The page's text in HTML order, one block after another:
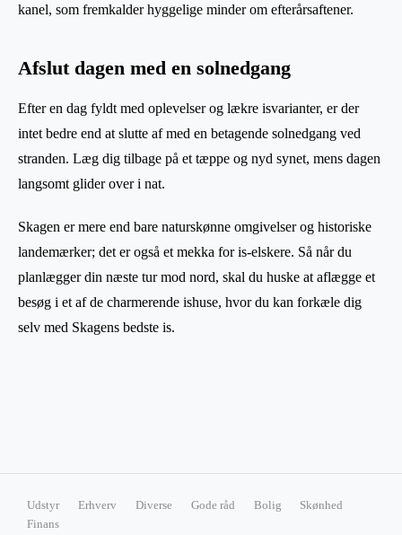
kanel, som fremkalder hyggelige minder om efterårsaftener.
Afslut dagen med en solnedgang
Efter en dag fyldt med oplevelser og lækre isvarianter, er der
intet bedre end at slutte af med en betagende solnedgang ved
stranden. Læg dig tilbage på et tæppe og nyd synet, mens dagen
langsomt glider over i nat.
Skagen er mere end bare naturskønne omgivelser og historiske
landemærker; det er også et mekka for is-elskere. Så når du
planlægger din næste tur mod nord, skal du huske at aflægge et
besøg i et af de charmerende ishuse, hvor du kan forkæle dig
selv med Skagens bedste is.
Udstyr Erhverv Diverse Gode råd Bolig
Skønhed
Finans